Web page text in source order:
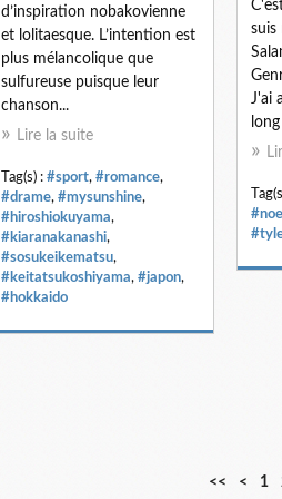
d’inspiration nobakovienne
et lolitaesque. L’intention est
plus mélancolique que
sulfureuse puisque leur
chanson...
Lire la suite
Tag(s) : #sport, #romance,
#drame, #mysunshine,
#hiroshiokuyama,
#kiaranakanashi,
#sosukeikematsu,
#keitatsukoshiyama, #japon,
#hokkaido
suis
J'ai
<< < 1